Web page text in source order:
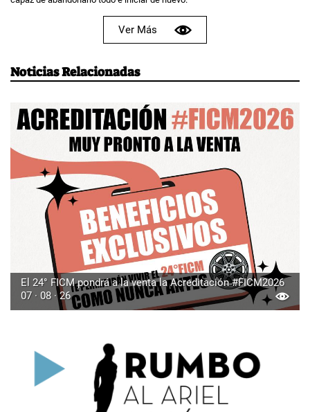
Ver Más
Noticias Relacionadas
El 24° FICM pondrá a la venta la Acreditación #FICM2026
07 · 08 · 26